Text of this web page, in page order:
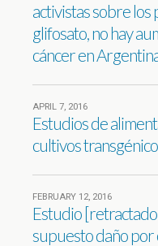
activistas sobre los
glifosato, no hay
cáncer en
APRIL 7, 2016
Estudios de
cultivos
FEBRUARY 12, 2016
Estudio
supuesto daño por